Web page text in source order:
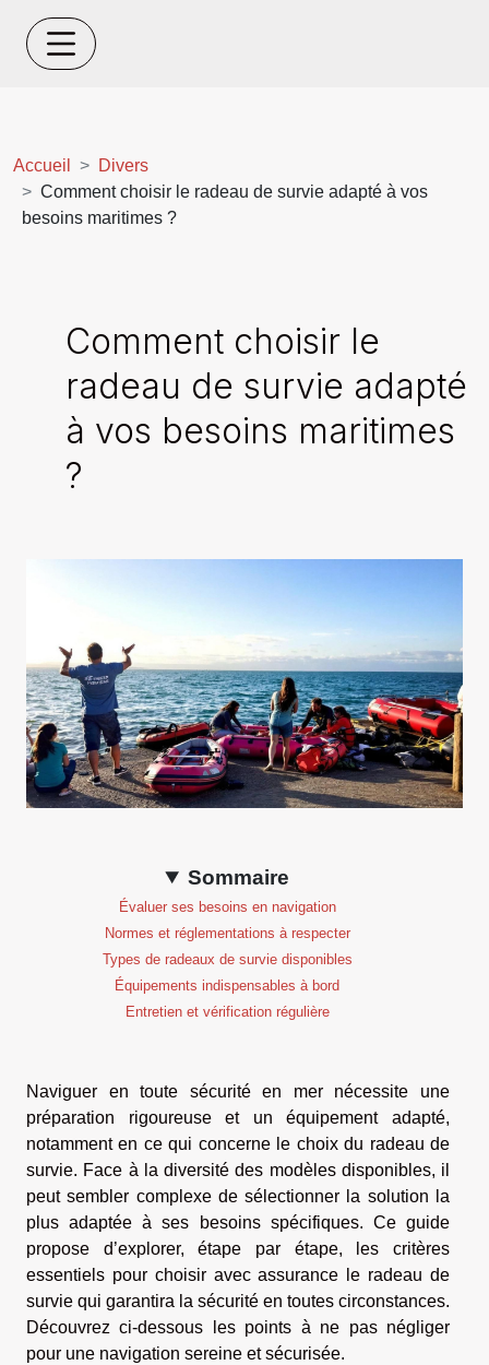
Accueil
Divers
Comment choisir le radeau de survie adapté à vos
besoins maritimes ?
Comment choisir le
radeau de survie adapté
à vos besoins maritimes
?
Sommaire
Évaluer ses besoins en navigation
Normes et réglementations à respecter
Types de radeaux de survie disponibles
Équipements indispensables à bord
Entretien et vérification régulière
Naviguer en toute sécurité en mer nécessite une
préparation rigoureuse et un équipement adapté,
notamment en ce qui concerne le choix du radeau de
survie. Face à la diversité des modèles disponibles, il
peut sembler complexe de sélectionner la solution la
plus adaptée à ses besoins spécifiques. Ce guide
propose d’explorer, étape par étape, les critères
essentiels pour choisir avec assurance le radeau de
survie qui garantira la sécurité en toutes circonstances.
Découvrez ci-dessous les points à ne pas négliger
pour une navigation sereine et sécurisée.